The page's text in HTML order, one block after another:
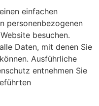
einfachen
personenbezogenen
besuchen.
Daten, mit denen Sie
Ausführliche
entnehmen Sie